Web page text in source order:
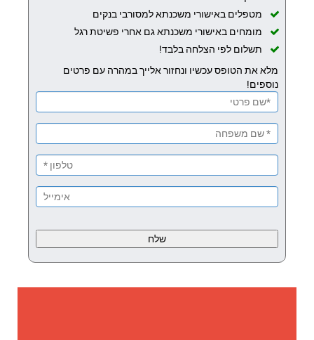
מטפלים באישורי משכנתא למסורבי בנקים
מומחים באישורי משכנתא גם אחרי פשיטת רגל
תשלום לפי הצלחה בלבד!
מלא את הטופס עכשיו ונחזור אלייך במהרה עם פרטים
נוספים!